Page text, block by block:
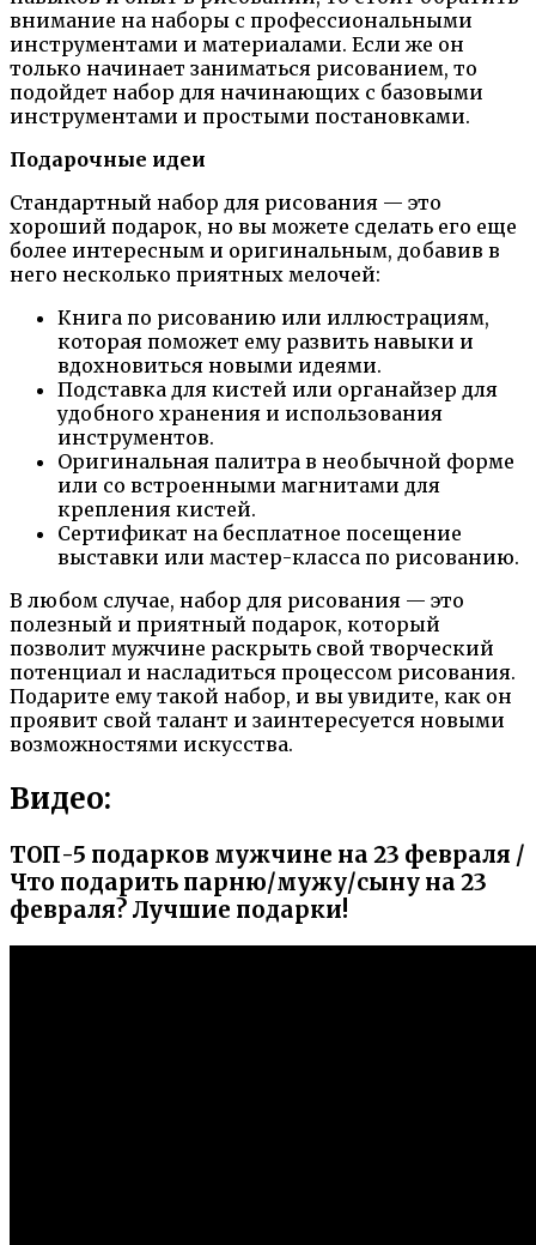
внимание на наборы с профессиональными
инструментами и материалами. Если же он
только начинает заниматься рисованием, то
подойдет набор для начинающих с базовыми
инструментами и простыми постановками.
Подарочные идеи
Стандартный набор для рисования — это
хороший подарок, но вы можете сделать его еще
более интересным и оригинальным, добавив в
него несколько приятных мелочей:
Книга по рисованию или иллюстрациям,
которая поможет ему развить навыки и
вдохновиться новыми идеями.
Подставка для кистей или органайзер для
удобного хранения и использования
инструментов.
Оригинальная палитра в необычной форме
или со встроенными магнитами для
крепления кистей.
Сертификат на бесплатное посещение
выставки или мастер-класса по рисованию.
В любом случае, набор для рисования — это
полезный и приятный подарок, который
позволит мужчине раскрыть свой творческий
потенциал и насладиться процессом рисования.
Подарите ему такой набор, и вы увидите, как он
проявит свой талант и заинтересуется новыми
возможностями искусства.
Видео:
ТОП-5 подарков мужчине на 23 февраля /
Что подарить парню/мужу/сыну на 23
февраля? Лучшие подарки!